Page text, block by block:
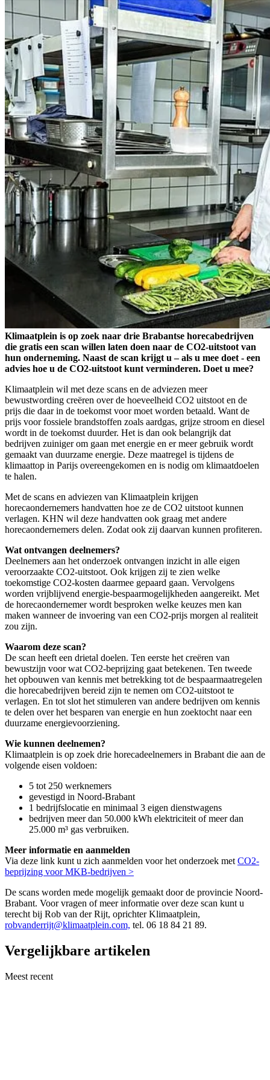
Klimaatplein is op zoek naar drie Brabantse horecabedrijven
die gratis een scan willen laten doen naar de CO2-uitstoot van
hun onderneming. Naast de scan krijgt u – als u mee doet - een
advies hoe u de CO2-uitstoot kunt verminderen. Doet u mee?
Klimaatplein wil met deze scans en de adviezen meer
bewustwording creëren over de hoeveelheid CO2 uitstoot en de
prijs die daar in de toekomst voor moet worden betaald. Want de
prijs voor fossiele brandstoffen zoals aardgas, grijze stroom en diesel
wordt in de toekomst duurder. Het is dan ook belangrijk dat
bedrijven zuiniger om gaan met energie en er meer gebruik wordt
gemaakt van duurzame energie. Deze maatregel is tijdens de
klimaattop in Parijs overeengekomen en is nodig om klimaatdoelen
te halen.
Met de scans en adviezen van Klimaatplein krijgen
horecaondernemers handvatten hoe ze de CO2 uitstoot kunnen
verlagen. KHN wil deze handvatten ook graag met andere
horecaondernemers delen. Zodat ook zij daarvan kunnen profiteren.
Wat ontvangen deelnemers?
Deelnemers aan het onderzoek ontvangen inzicht in alle eigen
veroorzaakte CO2-uitstoot. Ook krijgen zij te zien welke
toekomstige CO2-kosten daarmee gepaard gaan. Vervolgens
worden vrijblijvend energie-bespaarmogelijkheden aangereikt. Met
de horecaondernemer wordt besproken welke keuzes men kan
maken wanneer de invoering van een CO2-prijs morgen al realiteit
zou zijn.
Waarom deze scan?
De scan heeft een drietal doelen. Ten eerste het creëren van
bewustzijn voor wat CO2-beprijzing gaat betekenen. Ten tweede
het opbouwen van kennis met betrekking tot de bespaarmaatregelen
die horecabedrijven bereid zijn te nemen om CO2-uitstoot te
verlagen. En tot slot het stimuleren van andere bedrijven om kennis
te delen over het besparen van energie en hun zoektocht naar een
duurzame energievoorziening.
Wie kunnen deelnemen?
Klimaatplein is op zoek drie horecadeelnemers in Brabant die aan de
volgende eisen voldoen:
5 tot 250 werknemers
gevestigd in Noord-Brabant
1 bedrijfslocatie en minimaal 3 eigen dienstwagens
bedrijven meer dan 50.000 kWh elektriciteit of meer dan
25.000 m³ gas verbruiken.
Meer informatie en aanmelden
Via deze link kunt u zich aanmelden voor het onderzoek met CO2-
beprijzing voor MKB-bedrijven >
De scans worden mede mogelijk gemaakt door de provincie Noord-
Brabant. Voor vragen of meer informatie over deze scan kunt u
terecht bij Rob van der Rijt, oprichter Klimaatplein,
robvanderrijt@klimaatplein.com, tel. 06 18 84 21 89.
Vergelijkbare artikelen
Meest recent